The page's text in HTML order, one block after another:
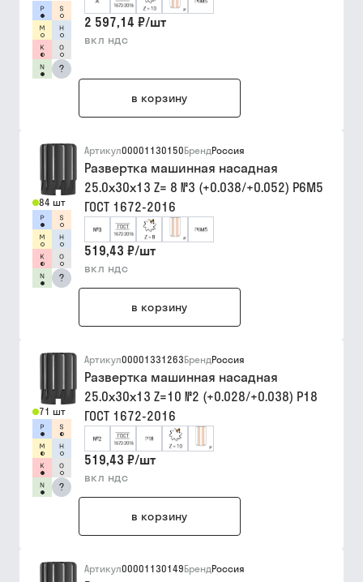
?
2 597,14 ₽/шт
вкл ндс
в корзину
84 шт
?
Артикул00001130150БрендРоссия
Развертка машинная насадная
25.0х30х13 Z= 8 №3 (+0.038/+0.052) Р6М5
ГОСТ 1672-2016
519,43 ₽/шт
вкл ндс
в корзину
71 шт
?
Артикул00001331263БрендРоссия
Развертка машинная насадная
25.0х30х13 Z=10 №2 (+0.028/+0.038) Р18
ГОСТ 1672-2016
519,43 ₽/шт
вкл ндс
в корзину
Артикул00001130149БрендРоссия